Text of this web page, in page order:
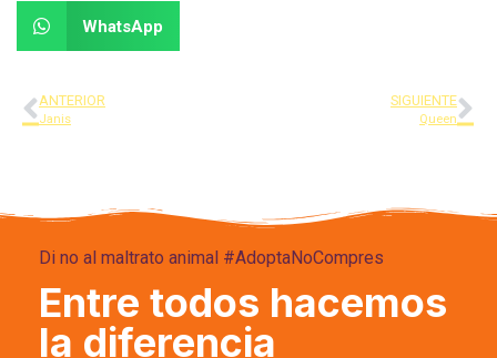
WhatsApp
ANTERIOR
Janis
SIGUIENTE
Queen
Di no al maltrato animal #AdoptaNoCompres
Entre todos hacemos
la diferencia